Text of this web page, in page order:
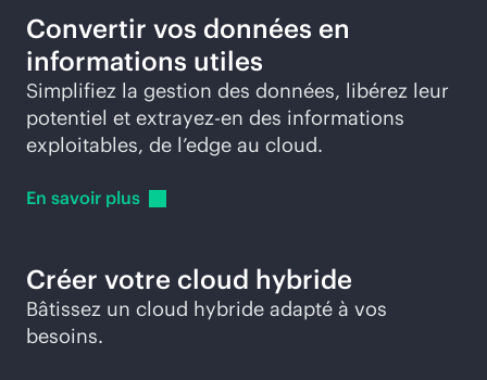
Convertir vos données en
informations utiles
Simplifiez la gestion des données, libérez leur
potentiel et extrayez-en des informations
exploitables, de l’edge au cloud.
En savoir plus
Créer votre cloud hybride
Bâtissez un cloud hybride adapté à vos
besoins.